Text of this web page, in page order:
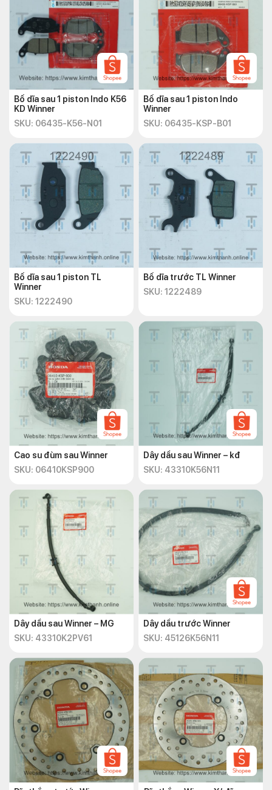
Bố dĩa sau 1 piston Indo K56
KD Winner
SKU: 06435-K56-N01
Bố dĩa sau 1 piston Indo
Winner
SKU: 06435-KSP-B01
Bố dĩa sau 1 piston TL
Winner
SKU: 1222490
Bố dĩa trước TL Winner
SKU: 1222489
Cao su đùm sau Winner
SKU: 06410KSP900
Dây dầu sau Winner – kđ
SKU: 43310K56N11
Dây dầu sau Winner – MG
SKU: 43310K2PV61
Dây dầu trước Winner
SKU: 45126K56N11